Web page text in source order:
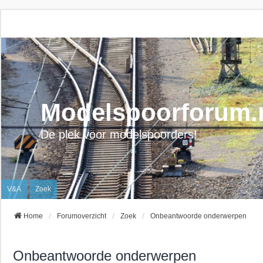
De plek voor modelspoorders!
V&A Zoek
Home Forumoverzicht Zoek Onbeantwoorde onderwerpen
Onbeantwoorde onderwerpen